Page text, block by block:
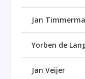
Jan
Yorben de
Jan Veijer